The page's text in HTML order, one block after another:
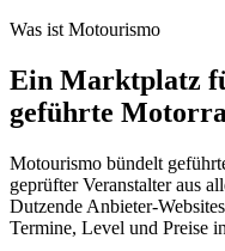
Was ist Motourismo
Ein Marktplatz
geführte
Motourismo bündelt
geprüfter Veranstalter aus
Dutzende Anbieter-
Termine, Level und Preise